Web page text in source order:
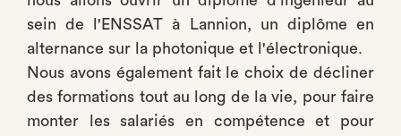
sein de l'ENSSAT à Lannion, un diplôme en
alternance sur la photonique et l'électronique.
Nous avons également fait le choix de décliner
des formations tout au long de la vie, pour faire
monter les salariés en compétence et pour